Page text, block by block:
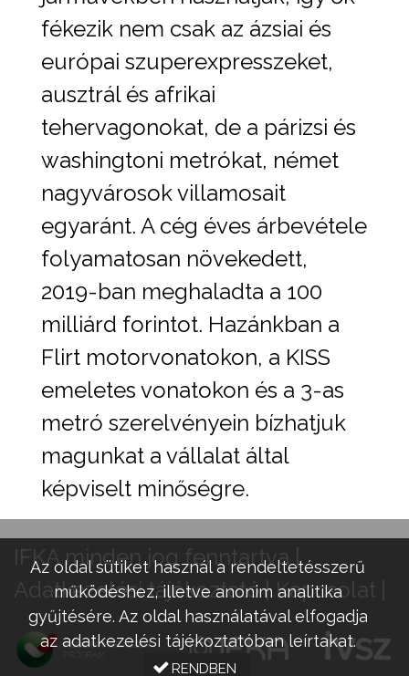
fékezik nem csak az ázsiai és
európai szuperexpresszeket,
ausztrál és afrikai
tehervagonokat, de a párizsi és
washingtoni metrókat, német
nagyvárosok villamosait
egyaránt. A cég éves árbevétele
folyamatosan növekedett,
2019-ban meghaladta a 100
milliárd forintot. Hazánkban a
Flirt motorvonatokon, a KISS
emeletes vonatokon és a 3-as
metró szerelvényein bízhatjuk
magunkat a vállalat által
képviselt minőségre.
IFKA minden jog fenntartva |
Adatkezelési tájékoztató
Kapcsolat
Az oldal sütiket használ a rendeltetésszerű
működéshez, illetve anonim analitika
gyűjtésére. Az oldal használatával elfogadja
az adatkezelési tájékoztatóban leírtakat.
RENDBEN